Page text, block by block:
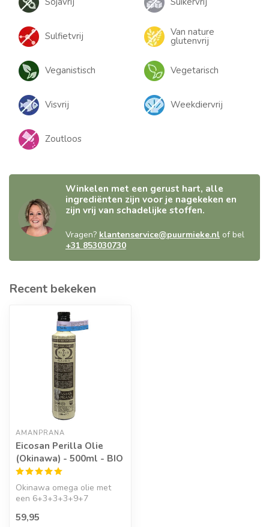
Sulfietvrij Van nature
glutenvrij
Veganistisch Vegetarisch
Visvrij Weekdiervrij
Zoutloos
Winkelen met een gerust hart, alle
ingrediënten zijn voor je nagekeken en
zijn vrij van schadelijke stoffen.
Vragen? klantenservice@puurmieke.nl of bel
+31 853030730
Recent bekeken
AMANPRANA
Eicosan Perilla Olie
(Okinawa) - 500ml - BIO
Okinawa omega olie met
een 6+3+3+3+9+7
veel plantaard...
59,95